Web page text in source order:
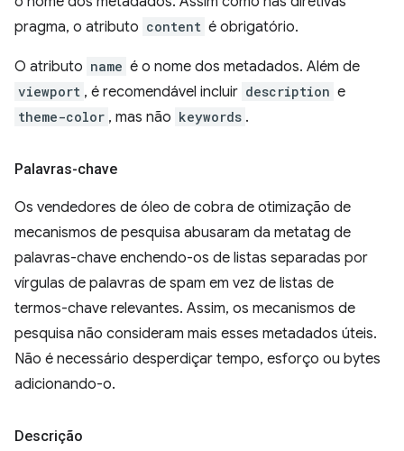
pragma, o atributo content é obrigatório.
O atributo name é o nome dos metadados. Além de
viewport , é recomendável incluir description e
theme-color , mas não keywords .
Palavras-chave
Os vendedores de óleo de cobra de otimização de
mecanismos de pesquisa abusaram da metatag de
palavras-chave enchendo-os de listas separadas por
vírgulas de palavras de spam em vez de listas de
termos-chave relevantes. Assim, os mecanismos de
pesquisa não consideram mais esses metadados úteis.
Não é necessário desperdiçar tempo, esforço ou bytes
adicionando-o.
Descrição